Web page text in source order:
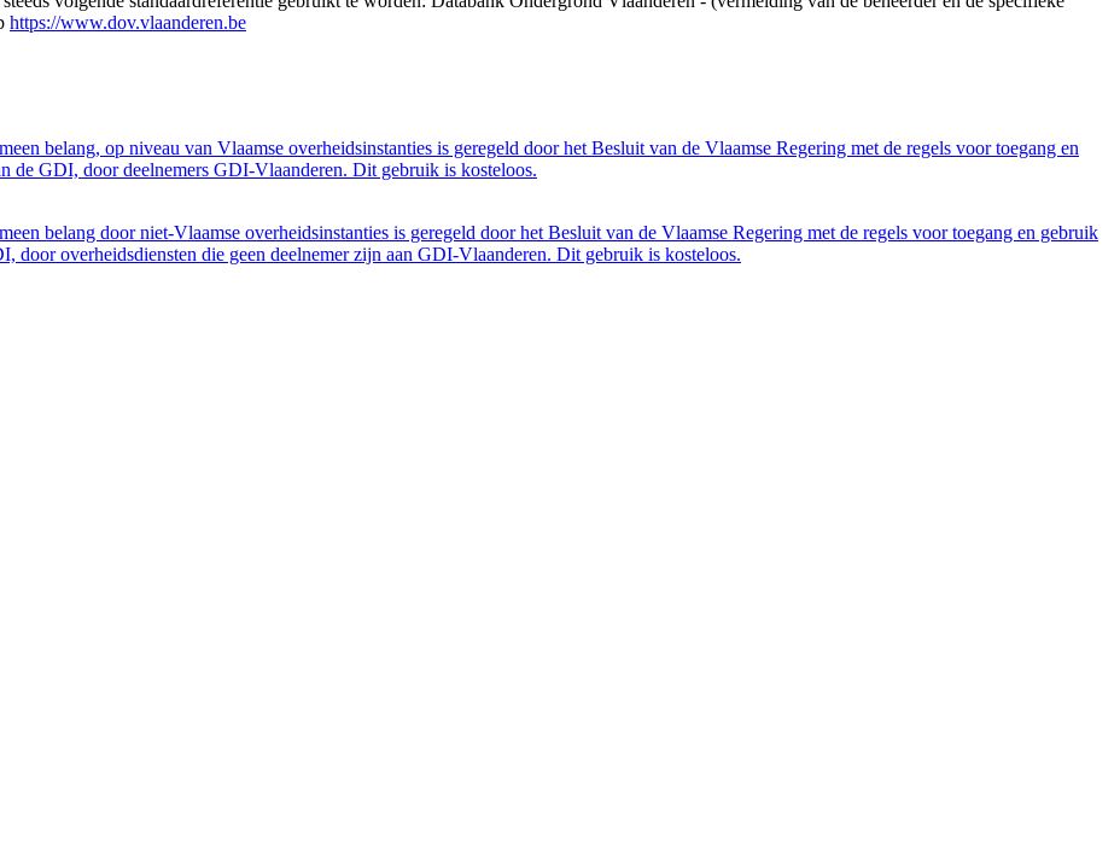
https://www.dov.vlaanderen.be
belang, op niveau van Vlaamse overheidsinstanties is geregeld door het Besluit van de Vlaamse Regering met de regels voor toegang en
de GDI, door deelnemers GDI-Vlaanderen. Dit gebruik is kosteloos.
belang door niet-Vlaamse overheidsinstanties is geregeld door het Besluit van de Vlaamse Regering met de regels voor toegang en gebruik
door overheidsdiensten die geen deelnemer zijn aan GDI-Vlaanderen. Dit gebruik is kosteloos.